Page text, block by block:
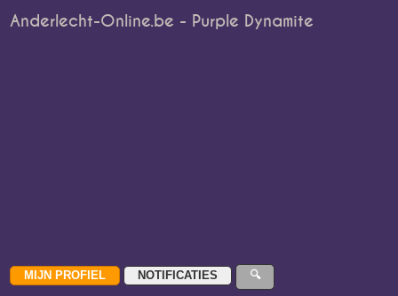
Anderlecht-Online.be - Purple Dynamite